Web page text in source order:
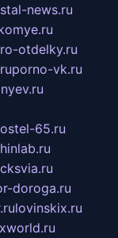
news.ru
otdelky.ru
porno-vk.ru
65.ru
doroga.ru
lovinskix.ru